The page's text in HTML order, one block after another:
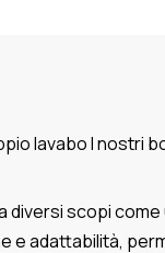
lavabo I
scopi
e adattabilità,